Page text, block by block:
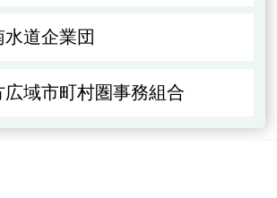
道企業団
広域市町村圏事務組合